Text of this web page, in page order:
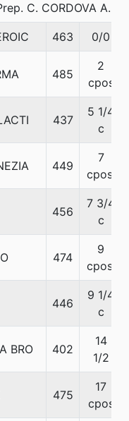
C. CORDOVA A.
463 0/0
485
2
cpos
437
5 1/4
c
449
7
cpos.
456
7 3/4
c
474
9
cpos.
446
9 1/4
c
BRO 402
14
1/2
475
17
cpos